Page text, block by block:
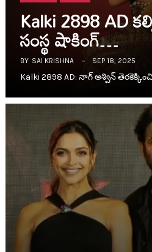
Kalki 2898 AD
సంస్థ షాకింగ్…
BY SAI KRISHNA SEP 18, 2025
Kalki 2898 AD: నాగ్ అశ్విన్